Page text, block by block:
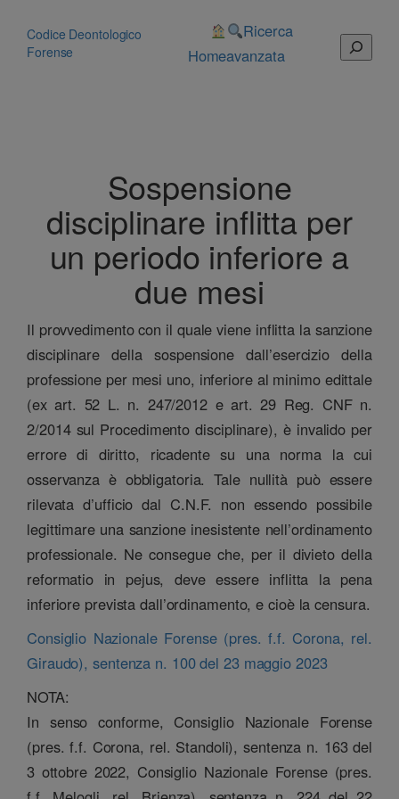
contenuto
Codice Deontologico
Forense
Home
Ricerca
avanzata
Cerca
Sospensione
disciplinare inflitta per
un periodo inferiore a
due mesi
Il provvedimento con il quale viene inflitta la sanzione
disciplinare della sospensione dall’esercizio della
professione per mesi uno, inferiore al minimo edittale
(ex art. 52 L. n. 247/2012 e art. 29 Reg. CNF n.
2/2014 sul Procedimento disciplinare), è invalido per
errore di diritto, ricadente su una norma la cui
osservanza è obbligatoria. Tale nullità può essere
rilevata d’ufficio dal C.N.F. non essendo possibile
legittimare una sanzione inesistente nell’ordinamento
professionale. Ne consegue che, per il divieto della
reformatio in pejus, deve essere inflitta la pena
inferiore prevista dall’ordinamento, e cioè la censura.
Consiglio Nazionale Forense (pres. f.f. Corona, rel.
Giraudo), sentenza n. 100 del 23 maggio 2023
NOTA:
In senso conforme, Consiglio Nazionale Forense
(pres. f.f. Corona, rel. Standoli), sentenza n. 163 del
3 ottobre 2022, Consiglio Nazionale Forense (pres.